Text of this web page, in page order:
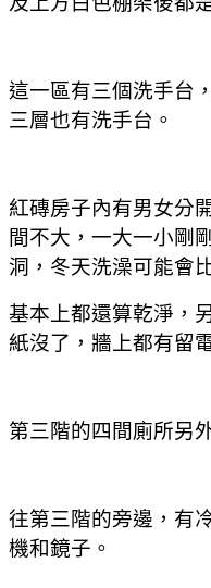
這一區有三個洗手台
三層也有洗手台。
紅磚房子內有男女分
間不大，一大一小剛
洞，冬天洗澡可能會
基本上都還算乾淨，
紙沒了，牆上都有留
第三階的四間廁所另
往第三階的旁邊，有
機和鏡子。